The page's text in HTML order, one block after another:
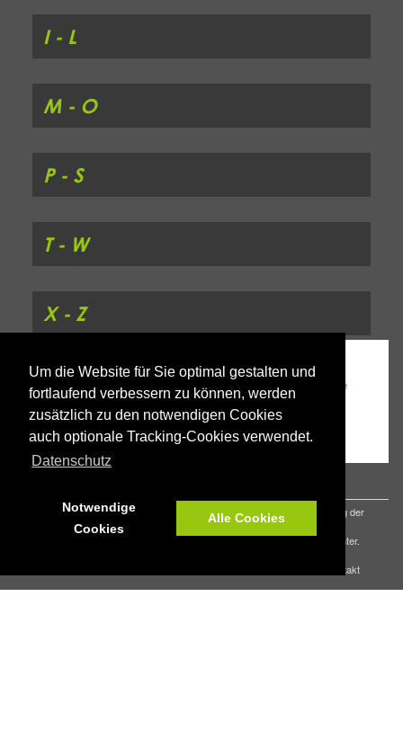
Um die Website für Sie optimal gestalten und
fortlaufend verbessern zu können, werden
zusätzlich zu den notwendigen Cookies
auch optionale Tracking-Cookies verwendet.
Datenschutz
Notwendige
Cookies
Alle Cookies
I - L
M - O
P - S
T - W
X - Z
Aus Gründen der besseren Lesbarkeit wird auf die gleichzeitige Verwendung der
Sprachformen männlich, weiblich und divers (m/w/d) verzichtet.
Sämtliche Personenbezeichnungen gelten gleichermaßen für alle Geschlechter.
Kontakt